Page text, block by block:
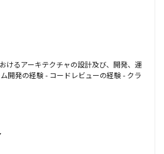
けるアーキテクチャの設計及び、開発、運
開発の経験 - コードレビューの経験 - クラ